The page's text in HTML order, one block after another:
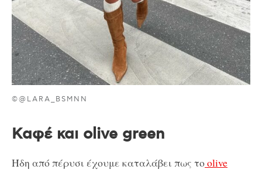
©@LARA_BSMNN
Καφέ και olive green
Ήδη από πέρυσι έχουμε καταλάβει πως τοolive